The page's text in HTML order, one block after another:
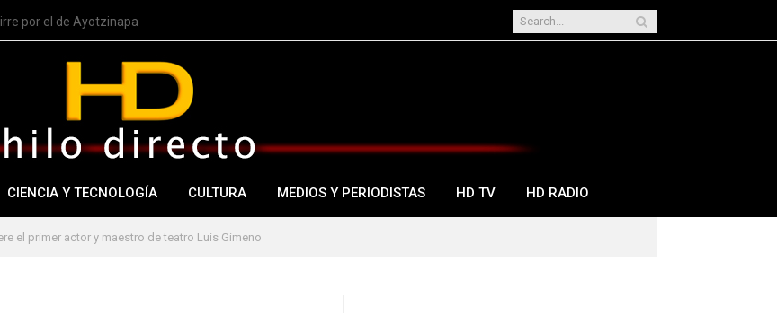
por el de Ayotzinapa
CIENCIA Y TECNOLOGÍA CULTURA MEDIOS Y PERIODISTAS HD TV HD RADIO
el primer actor y maestro de teatro Luis Gimeno